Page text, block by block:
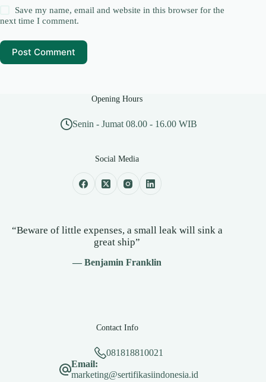
Save my name, email and website in this browser for the
next time I comment.
Post Comment
Opening Hours
Senin - Jumat 08.00 - 16.00 WIB
Social Media
“Beware of little expenses, a small leak will sink a
great ship”
— Benjamin Franklin
Contact Info
081818810021
Email:
marketing@sertifikasiindonesia.id